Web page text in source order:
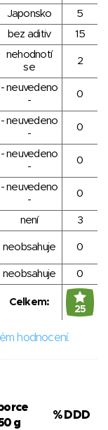
Japonsko
5
bez aditiv 15
nehodnotí
se
2
- neuvedeno
-
0
- neuvedeno
-
0
- neuvedeno
-
0
- neuvedeno
-
0
není
3
neobsahuje 0
neobsahuje 0
Celkem:
25
hodnocení.
g
% DDD